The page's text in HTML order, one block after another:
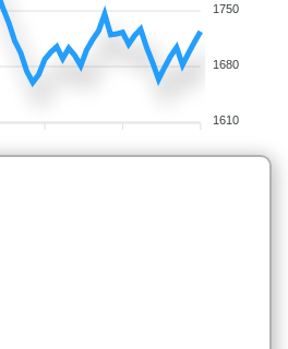
1750
1680
1610